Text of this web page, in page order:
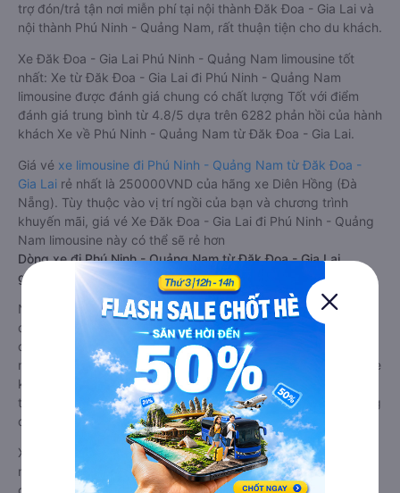
trợ đón/trả tận nơi miễn phí tại nội thành Đăk Đoa - Gia Lai và
nội thành Phú Ninh - Quảng Nam, rất thuận tiện cho du khách.
Xe Đăk Đoa - Gia Lai Phú Ninh - Quảng Nam limousine tốt
nhất: Xe từ Đăk Đoa - Gia Lai đi Phú Ninh - Quảng Nam
limousine được đánh giá chung có chất lượng Tốt với điểm
đánh giá trung bình từ 4.8/5 dựa trên 6282 phản hồi của hành
khách Xe về Phú Ninh - Quảng Nam từ Đăk Đoa - Gia Lai.
Giá vé xe limousine đi Phú Ninh - Quảng Nam từ Đăk Đoa -
Gia Lai rẻ nhất là 250000VND của hãng xe Diên Hồng (Đà
Nẵng). Tùy thuộc vào vị trí ngồi của bạn và chương trình
khuyến mãi, giá vé Xe Đăk Đoa - Gia Lai đi Phú Ninh - Quảng
Nam limousine này có thể sẽ rẻ hơn
Dòng xe đi Phú Ninh - Quảng Nam từ Đăk Đoa - Gia Lai
giường nằm chất lượng cao: Thoải mái, giá cả tốt nhất
Những nhà xe đi Phú Ninh - Quảng Nam từ Đăk Đoa - Gia Lai
đều sở hữu những xe giường nằm chất lượng cao. Trên xe
được trang bị đầy đủ các trang thiết bị hiện đại phục vụ cho
nhu cầu di chuyển của hành khách. Bên cạnh đó, các hãng xe
khách Đăk Đoa - Gia Lai Phú Ninh - Quảng Nam luôn chú
trọng đến chất lượng dịch vụ, không ngừng cải thiện để mang
đến trải nghiệm hoàn hảo cho hành khách.
Xe Đăk Đoa - Gia Lai Phú Ninh - Quảng Nam giường nằm tốt
nhất: Xe từ Đăk Đoa - Gia Lai đi Phú Ninh - Quảng Nam
giường nằm được đánh giá chung chất lượng Tốt với điểm